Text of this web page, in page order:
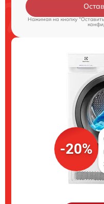
Нажимая на кнопку
-20%